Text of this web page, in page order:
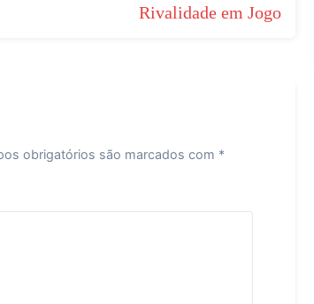
Rivalidade em Jogo
obrigatórios são marcados com *